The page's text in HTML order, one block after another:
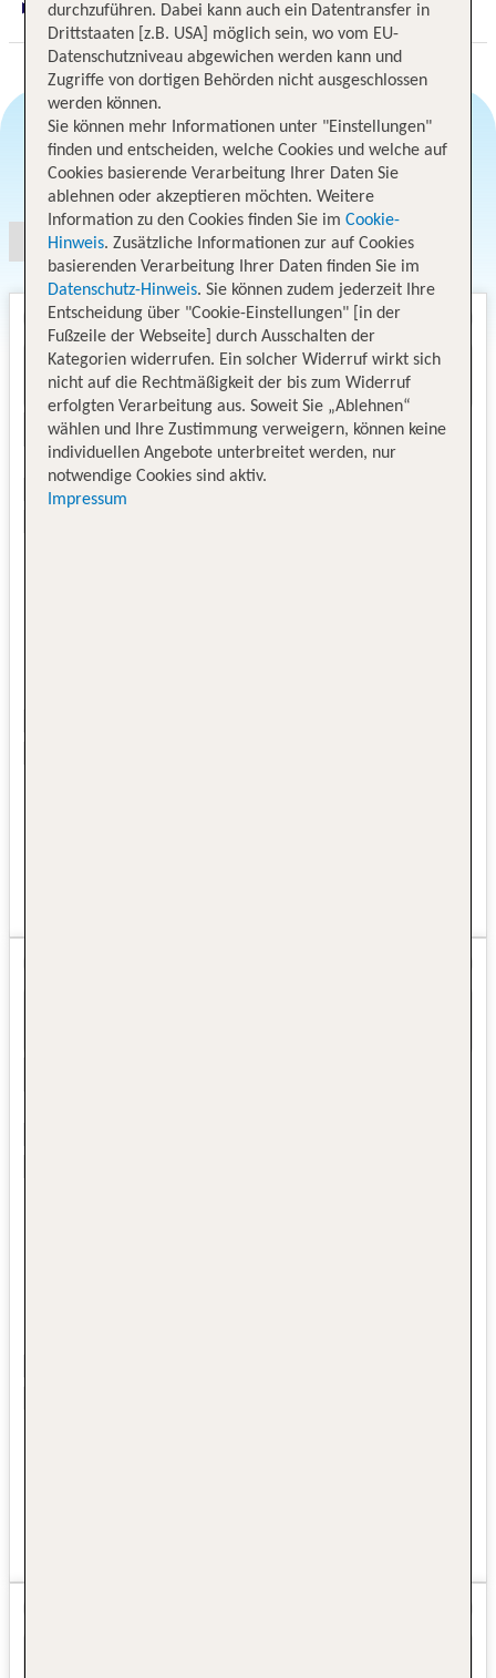
Digitaler und telefonischer 24/7 TUI Service
Angebotsauswahl
durchzuführen. Dabei kann auch ein Datentransfer in
Drittstaaten [z.B. USA] möglich sein, wo vom EU-
Datenschutzniveau abgewichen werden kann und
Zugriffe von dortigen Behörden nicht ausgeschlossen
werden können.
Sie können mehr Informationen unter "Einstellungen"
finden und entscheiden, welche Cookies und welche auf
Cookies basierende Verarbeitung Ihrer Daten Sie
ablehnen oder akzeptieren möchten. Weitere
Information zu den Cookies finden Sie im Cookie-
Hinweis. Zusätzliche Informationen zur auf Cookies
basierenden Verarbeitung Ihrer Daten finden Sie im
Datenschutz-Hinweis. Sie können zudem jederzeit Ihre
Entscheidung über "Cookie-Einstellungen" [in der
Fußzeile der Webseite] durch Ausschalten der
Kategorien widerrufen. Ein solcher Widerruf wirkt sich
nicht auf die Rechtmäßigkeit der bis zum Widerruf
erfolgten Verarbeitung aus. Soweit Sie „Ablehnen“
wählen und Ihre Zustimmung verweigern, können keine
individuellen Angebote unterbreitet werden, nur
notwendige Cookies sind aktiv.
Impressum